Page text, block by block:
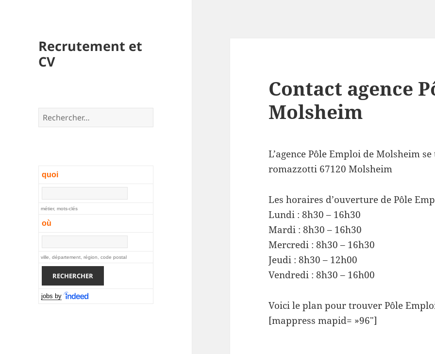
Recrutement et
CV
Rechercher :
quoi
métier, mots-clés
où
ville, département, région, code postal
jobs by
Contact agence
Molsheim
L’agence Pôle Emploi de Molsheim
romazzotti 67120 Molsheim
Les horaires d’ouverture de Pôle
Lundi : 8h30 – 16h30
Mardi : 8h30 – 16h30
Mercredi : 8h30 – 16h30
Jeudi : 8h30 – 12h00
Vendredi : 8h30 – 16h00
Voici le plan pour trouver Pôle
[mappress mapid= »96″]